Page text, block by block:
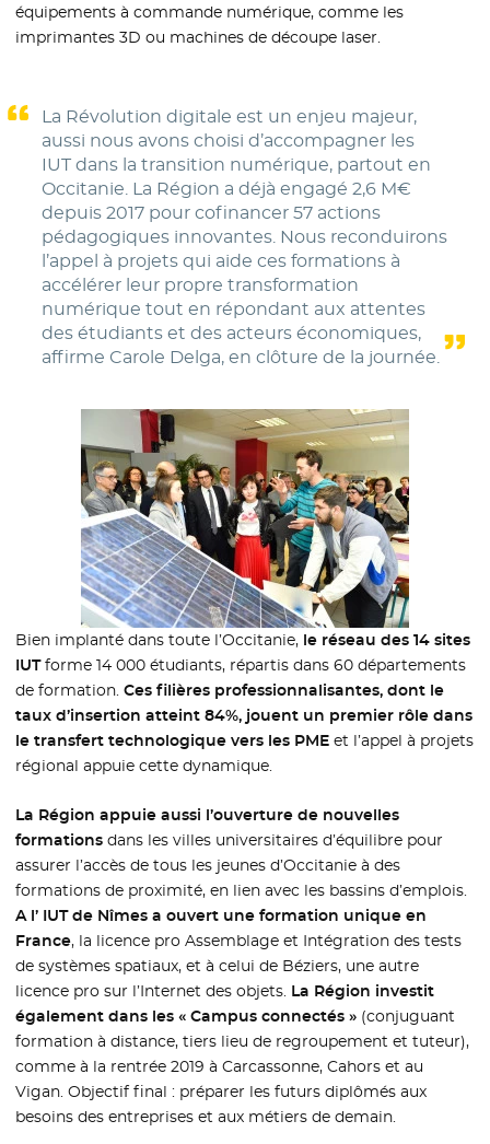
équipements à commande numérique, comme les
imprimantes 3D ou machines de découpe laser.
La Révolution digitale est un enjeu majeur,
aussi nous avons choisi d’accompagner les
IUT dans la transition numérique, partout en
Occitanie. La Région a déjà engagé 2,6 M€
depuis 2017 pour cofinancer 57 actions
pédagogiques innovantes. Nous reconduirons
l’appel à projets qui aide ces formations à
accélérer leur propre transformation
numérique tout en répondant aux attentes
des étudiants et des acteurs économiques,
affirme Carole Delga, en clôture de la journée.
Bien implanté dans toute l’Occitanie, le réseau des 14 sites
IUTforme 14 000 étudiants, répartis dans 60 départements
de formation.Ces filières professionnalisantes, dont le
taux d’insertion atteint 84%, jouent un premier rôle dans
le transfert technologique vers les PME et l’appel à projets
régional appuie cette dynamique.
La Région appuie aussi l’ouverture de nouvelles
formations dans les villes universitaires d’équilibre pour
assurer l’accès de tous les jeunes d’Occitanie à des
formations de proximité, en lien avec les bassins d’emplois.
A l’ IUT de Nîmes a ouvert une formation unique en
France, la licence pro Assemblage et Intégration des tests
de systèmes spatiaux, et à celui de Béziers, une autre
licence pro sur l’Internet des objets. La Région investit
également dans les « Campus connectés » (conjuguant
formation à distance, tiers lieu de regroupement et tuteur),
comme à la rentrée 2019 à Carcassonne, Cahors et au
Vigan. Objectif final : préparer les futurs diplômés aux
besoins des entreprises et aux métiers de demain.